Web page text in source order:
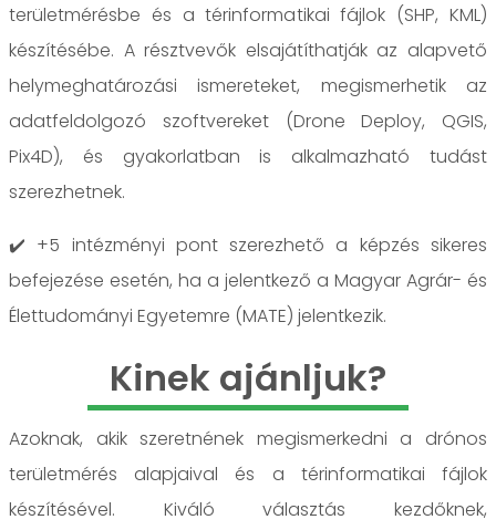
területmérésbe és a térinformatikai fájlok (SHP, KML)
készítésébe. A résztvevők elsajátíthatják az alapvető
helymeghatározási ismereteket, megismerhetik az
adatfeldolgozó szoftvereket (Drone Deploy, QGIS,
Pix4D), és gyakorlatban is alkalmazható tudást
szerezhetnek.
✔️ +5 intézményi pont szerezhető a képzés sikeres
befejezése esetén, ha a jelentkező a Magyar Agrár- és
Élettudományi Egyetemre (MATE) jelentkezik.
Kinek ajánljuk?
Azoknak, akik szeretnének megismerkedni a drónos
területmérés alapjaival és a térinformatikai fájlok
készítésével. Kiváló választás kezdőknek,